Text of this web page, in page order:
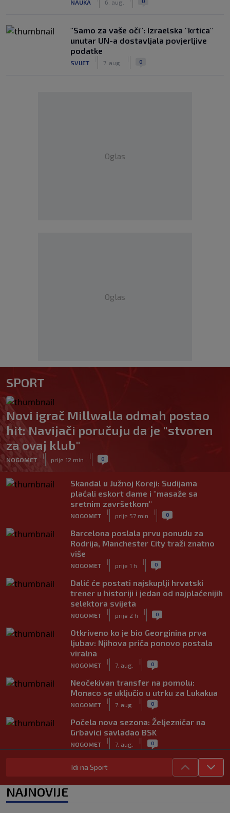
NAUKA 6. aug.
"Samo za vaše oči": Izraelska "krtica"
unutar UN-a dostavljala povjerljive
podatke
SVIJET 7. aug. 0
Oglas
Oglas
SPORT
Novi igrač Millwalla odmah postao
hit: Navijači poručuju da je "stvoren
za ovaj klub"
NOGOMET
|
prije 12 min
| 0
Skandal u Južnoj Koreji: Sudijama
plaćali eskort dame i "masaže sa
sretnim završetkom"
NOGOMET
|
prije 57 min
| 0
Barcelona poslala prvu ponudu za
Rodrija, Manchester City traži znatno
više
NOGOMET
|
prije 1 h
| 0
Dalić će postati najskuplji hrvatski
trener u historiji i jedan od najplaćenijih
selektora svijeta
NOGOMET
|
prije 2 h
| 0
Otkriveno ko je bio Georginina prva
ljubav: Njihova priča ponovo postala
viralna
NOGOMET
|
7. aug.
| 0
Neočekivan transfer na pomolu:
Monaco se uključio u utrku za Lukakua
NOGOMET
|
7. aug.
| 0
Počela nova sezona: Željezničar na
Grbavici savladao BSK
NOGOMET
|
7. aug.
| 0
Objavljeno koje države podržavaju
Infantina, a koje traže promjene: HNS
Idi na Sport
NAJNOVIJE